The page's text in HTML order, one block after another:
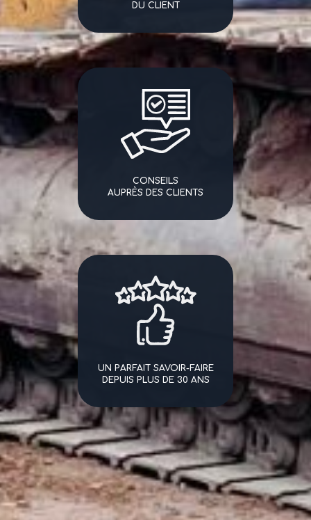
DU CLIENT
CONSEILS
AUPRÈS DES CLIENTS
UN PARFAIT SAVOIR-FAIRE
DEPUIS PLUS DE 30 ANS